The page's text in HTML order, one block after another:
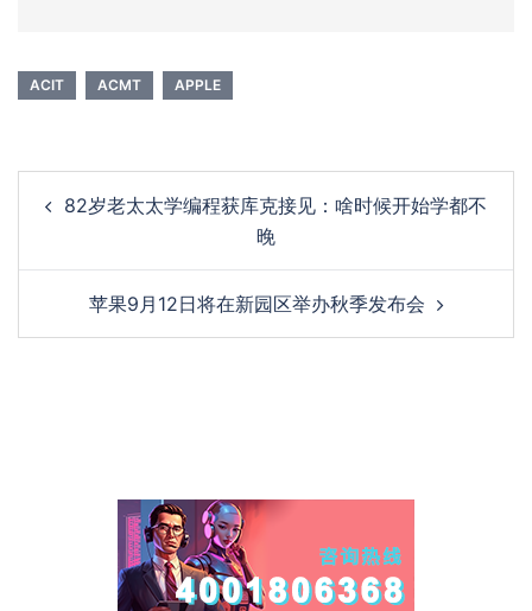
ACIT ACMT APPLE
navigation
82岁老太太学编程获库克接见：啥时候开始学都不
晚
苹果9月12日将在新园区举办秋季发布会